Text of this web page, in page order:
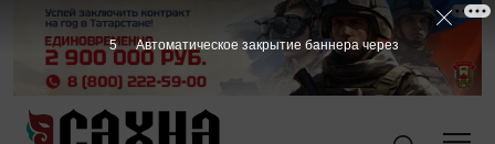
4 Автоматическое закрытие баннера через